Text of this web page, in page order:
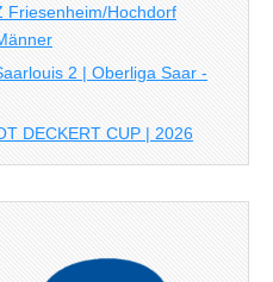
Friesenheim/Hochdorf
2 | Oberliga Saar -
DECKERT CUP | 2026